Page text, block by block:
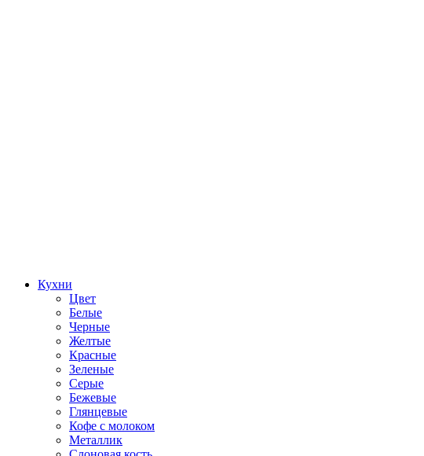
Кухни
Цвет
Белые
Черные
Желтые
Красные
Зеленые
Серые
Бежевые
Глянцевые
Кофе с молоком
Металлик